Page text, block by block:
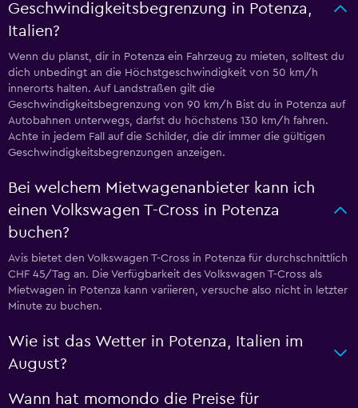
Geschwindigkeitsbegrenzung in Potenza,
Italien?
Wenn du planst, dir in Potenza ein Fahrzeug zu mieten, solltest du
dich unbedingt an die Höchstgeschwindigkeit von 50 km/h
innerorts halten. Auf Landstraßen gilt die
Geschwindigkeitsbegrenzung von 90 km/h Bist du in Potenza auf
Autobahnen unterwegs, darfst du höchstens 130 km/h fahren.
Achte in jedem Fall auf die Schilder, die dir immer die gültigen
Geschwindigkeitsbegrenzungen anzeigen.
Bei welchem Mietwagenanbieter kann ich
einen Volkswagen T-Cross in Potenza
buchen?
Avis bietet den Volkswagen T-Cross in Potenza für durchschnittlich
CHF 45/Tag an. Die Verfügbarkeit des Volkswagen T-Cross als
Mietwagen in Potenza kann variieren, versuche also nicht in letzter
Minute zu buchen.
Wie ist das Wetter in Potenza, Italien im
August?
Wann hat momondo die Preise für